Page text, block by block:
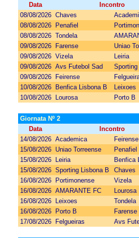
Data
Incontro
08/08/2026 Chaves
08/08/2026
Penafiel
08/08/2026 Tondela
09/08/2026
Farense Uniao
09/08/2026 Vizela Leiria
09/08/2026 Avs Futebol Sad
09/08/2026
Feirense
10/08/2026
Benfica Lisbona B
Leixoes
10/08/2026
Lourosa Porto B
Giornata Nº 2
Data
Incontro
14/08/2026 Academica
Feirense
15/08/2026
Uniao Torreense
Penafiel
15/08/2026
Leiria
Benfica
15/08/2026 Sporting Lisbona B
Chaves
16/08/2026
Portimonense
Vizela
16/08/2026 AMARANTE FC
Lourosa
16/08/2026
Leixoes
Tondela
16/08/2026
Porto B
Farense
17/08/2026
Felgueiras Avs